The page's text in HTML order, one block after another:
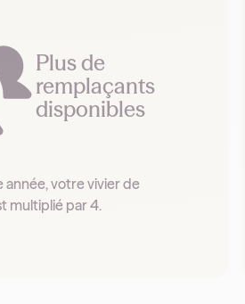
Plus de
remplaçants
disponibles
année, votre vivier de
multiplié par 4.